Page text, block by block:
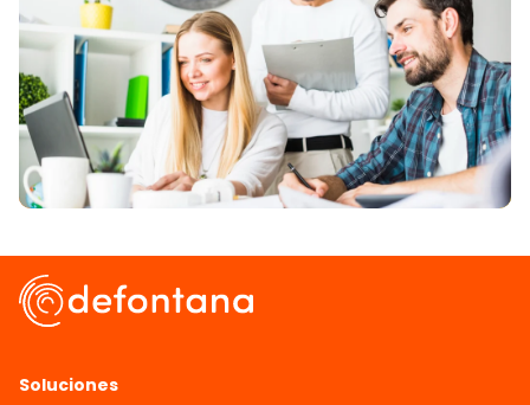
Soluciones